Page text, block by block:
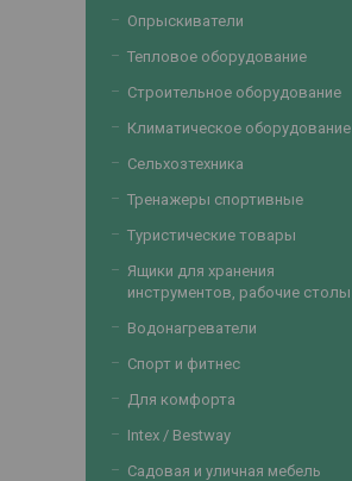
Опрыскиватели
Тепловое оборудование
Строительное оборудование
Климатическое оборудование
Сельхозтехника
Тренажеры спортивные
Туристические товары
Ящики для хранения
инструментов, рабочие столы
Водонагреватели
Спорт и фитнес
Для комфорта
Intex / Bestway
Садовая и уличная мебель